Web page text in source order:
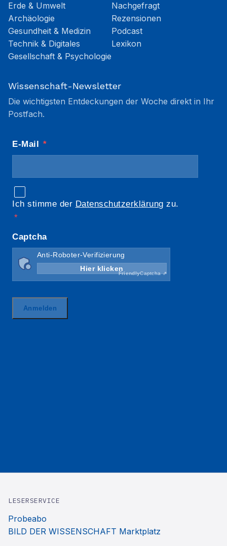
Erde & Umwelt
Archäologie
Gesundheit & Medizin
Technik & Digitales
Gesellschaft & Psychologie
Nachgefragt
Rezensionen
Podcast
Lexikon
Wissenschaft-Newsletter
Die wichtigsten Entdeckungen der Woche direkt in Ihr
Postfach.
LESERSERVICE
Probeabo
BILD DER WISSENSCHAFT Marktplatz